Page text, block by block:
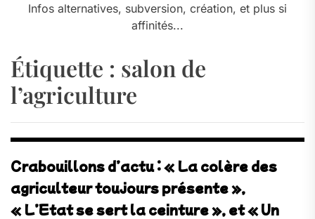
Infos alternatives, subversion, création, et plus si
affinités...
Étiquette : salon de
l’agriculture
Crabouillons d’actu : « La colère des
agriculteur toujours présente »,
« L’Etat se sert la ceinture », et « Un